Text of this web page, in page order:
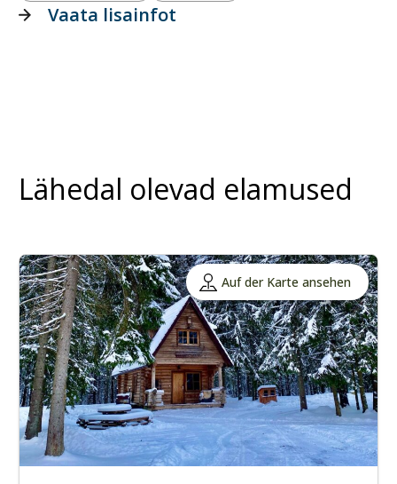
Vaata lisainfot
Lähedal olevad elamused
Auf der Karte ansehen